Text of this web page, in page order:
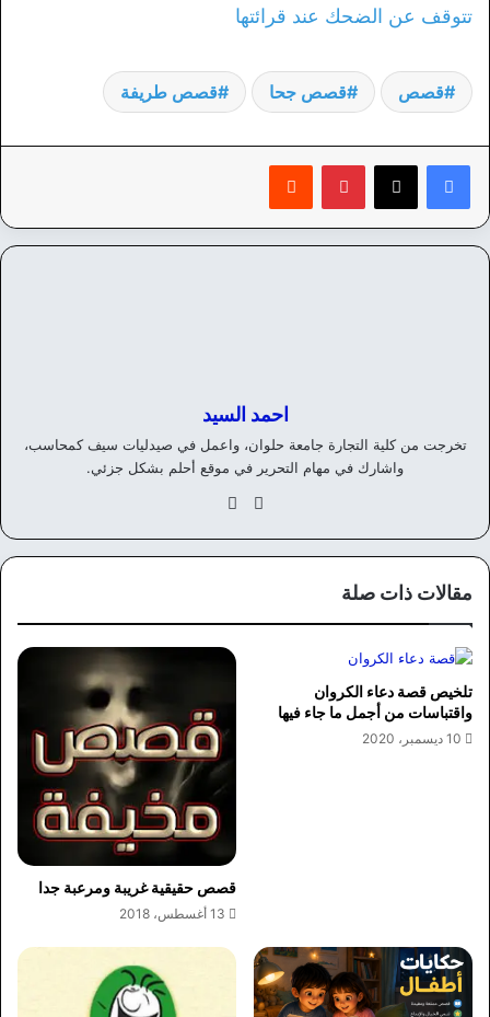
تتوقف عن الضحك عند قرائتها
قصص قصص جحا قصص طريفة
بينتيريست
احمد السيد
تخرجت من كلية التجارة جامعة حلوان، واعمل في صيدليات سيف كمحاسب،
واشارك في مهام التحرير في موقع أحلم بشكل جزئي.
موق
الويوك
مقالات ذات صلة
تلخيص قصة دعاء الكروان
واقتباسات من أجمل ما جاء فيها
10 ديسمبر، 2020
قصص حقيقية غريبة ومرعبة جدا
13 أغسطس، 2018